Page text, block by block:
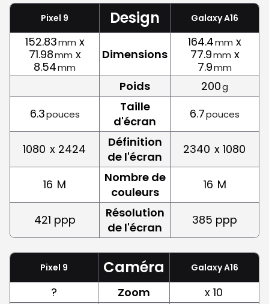
Pixel 9 Design Galaxy A16
152.83mm x
71.98mm x
8.54mm
Dimensions
164.4mm x
77.9mm x
7.9mm
Poids 200g
6.3pouces
Taille
d'écran
6.7pouces
1080 x 2424
Définition
de l'écran
2340 x 1080
16 M
Nombre de
couleurs
16 M
421 ppp
Résolution
de l'écran
385 ppp
Pixel 9 Caméra Galaxy A16
? Zoom
x 10